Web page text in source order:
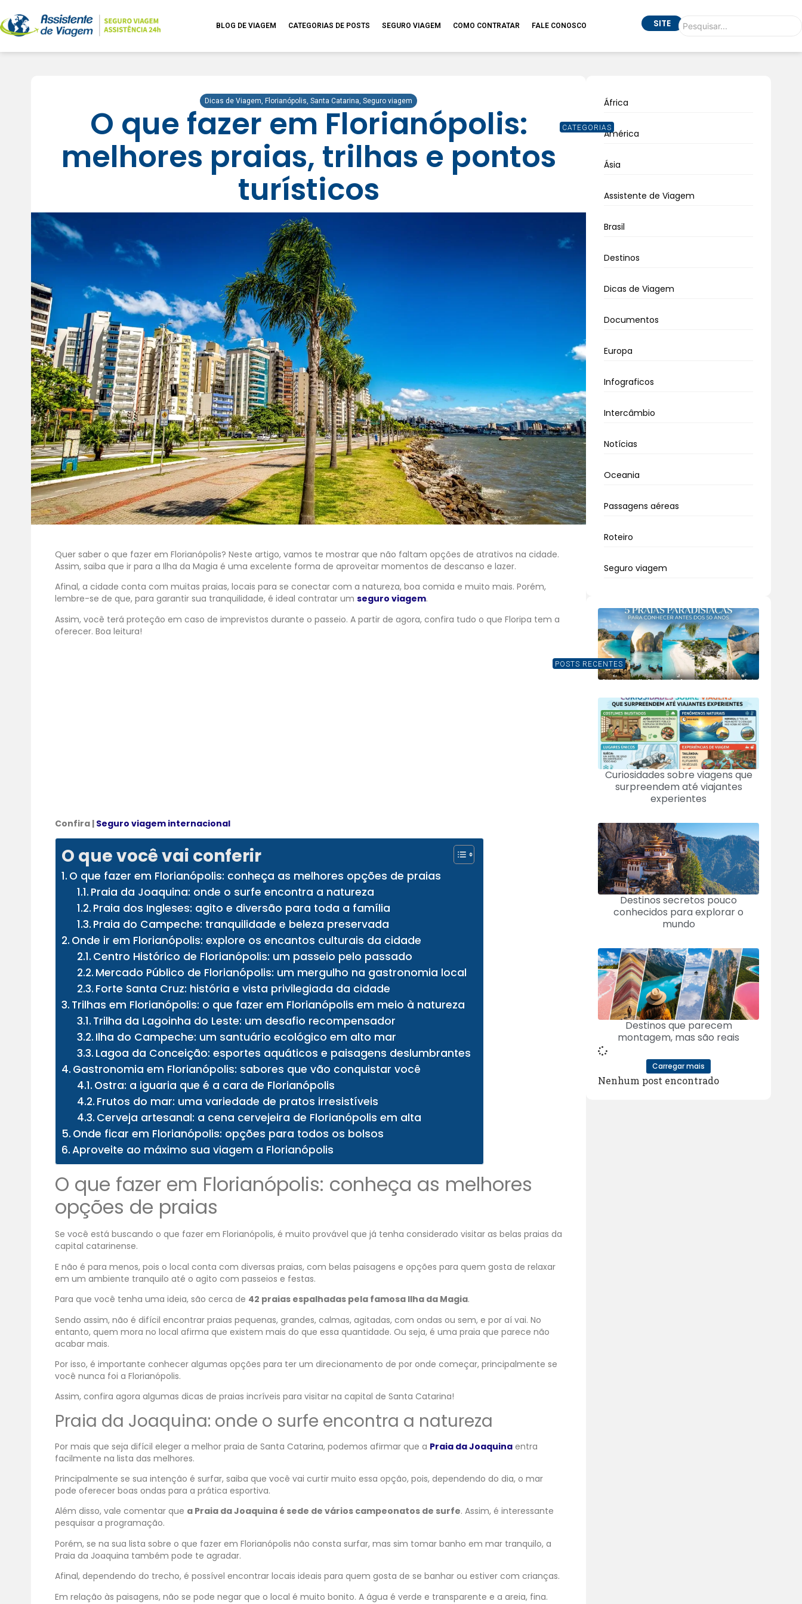
BLOG DE VIAGEM CATEGORIAS DE POSTS SEGURO VIAGEM COMO CONTRATAR FALE CONOSCO SITE
Dicas de Viagem Florianópolis Santa Catarina Seguro viagem
O que fazer em Florianópolis:
melhores praias, trilhas e pontos
turísticos
Quer saber o que fazer em Florianópolis? Neste artigo, vamos te mostrar que não faltam opções de atrativos na cidade.
Assim, saiba que ir para a Ilha da Magia é uma excelente forma de aproveitar momentos de descanso e lazer.
Afinal, a cidade conta com muitas praias, locais para se conectar com a natureza, boa comida e muito mais. Porém,
lembre-se de que, para garantir sua tranquilidade, é ideal contratar um seguro viagem.
Assim, você terá proteção em caso de imprevistos durante o passeio. A partir de agora, confira tudo o que Floripa tem a
oferecer. Boa leitura!
Confira | Seguro viagem internacional
O que você vai conferir
O que fazer em Florianópolis: conheça as melhores opções de praias
Praia da Joaquina: onde o surfe encontra a natureza
Praia dos Ingleses: agito e diversão para toda a família
Praia do Campeche: tranquilidade e beleza preservada
Onde ir em Florianópolis: explore os encantos culturais da cidade
Centro Histórico de Florianópolis: um passeio pelo passado
Mercado Público de Florianópolis: um mergulho na gastronomia local
Forte Santa Cruz: história e vista privilegiada da cidade
Trilhas em Florianópolis: o que fazer em Florianópolis em meio à natureza
Trilha da Lagoinha do Leste: um desafio recompensador
Ilha do Campeche: um santuário ecológico em alto mar
Lagoa da Conceição: esportes aquáticos e paisagens deslumbrantes
Gastronomia em Florianópolis: sabores que vão conquistar você
Ostra: a iguaria que é a cara de Florianópolis
Frutos do mar: uma variedade de pratos irresistíveis
Cerveja artesanal: a cena cervejeira de Florianópolis em alta
Onde ficar em Florianópolis: opções para todos os bolsos
Aproveite ao máximo sua viagem a Florianópolis
O que fazer em Florianópolis: conheça as melhores
opções de praias
Se você está buscando o que fazer em Florianópolis, é muito provável que já tenha considerado visitar as belas praias da
capital catarinense.
E não é para menos, pois o local conta com diversas praias, com belas paisagens e opções para quem gosta de relaxar
em um ambiente tranquilo até o agito com passeios e festas.
Para que você tenha uma ideia, são cerca de 42 praias espalhadas pela famosa Ilha da Magia.
Sendo assim, não é difícil encontrar praias pequenas, grandes, calmas, agitadas, com ondas ou sem, e por aí vai. No
entanto, quem mora no local afirma que existem mais do que essa quantidade. Ou seja, é uma praia que parece não
acabar mais.
Por isso, é importante conhecer algumas opções para ter um direcionamento de por onde começar, principalmente se
você nunca foi a Florianópolis.
Assim, confira agora algumas dicas de praias incríveis para visitar na capital de Santa Catarina!
Praia da Joaquina: onde o surfe encontra a natureza
Por mais que seja difícil eleger a melhor praia de Santa Catarina, podemos afirmar que a Praia da Joaquina entra
facilmente na lista das melhores.
Principalmente se sua intenção é surfar, saiba que você vai curtir muito essa opção, pois, dependendo do dia, o mar
pode oferecer boas ondas para a prática esportiva.
Além disso, vale comentar que a Praia da Joaquina é sede de vários campeonatos de surfe. Assim, é interessante
pesquisar a programação.
Porém, se na sua lista sobre o que fazer em Florianópolis não consta surfar, mas sim tomar banho em mar tranquilo, a
Praia da Joaquina também pode te agradar.
Afinal, dependendo do trecho, é possível encontrar locais ideais para quem gosta de se banhar ou estiver com crianças.
Em relação às paisagens, não se pode negar que o local é muito bonito. A água é verde e transparente e a areia, fina.
CATEGORIAS
África
América
Ásia
Assistente de Viagem
Brasil
Destinos
Dicas de Viagem
Documentos
Europa
Infograficos
Intercâmbio
Notícias
Oceania
Passagens aéreas
Roteiro
Seguro viagem
POSTS RECENTES
Curiosidades sobre viagens que
surpreendem até viajantes
experientes
Destinos secretos pouco
conhecidos para explorar o
mundo
Destinos que parecem
montagem, mas são reais
Carregar mais
Nenhum post encontrado